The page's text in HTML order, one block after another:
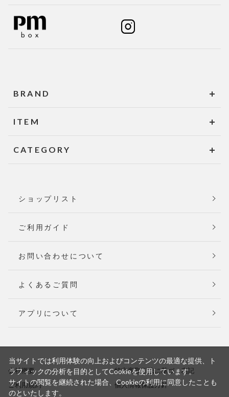
BRAND
ITEM
CATEGORY
ショップリスト
ご利用ガイド
お問い合わせについて
よくあるご質問
アプリについて
会社概要
特定商取引法に基づく表記
ご利用規約
個人情報保護方針
当サイトでは利用体験の向上およびコンテンツの最適な提供、ト
ラフィックの分析を目的としてCookieを使用しています。
サイトの閲覧を継続された場合、Cookieの利用に同意したことも
のといたします。